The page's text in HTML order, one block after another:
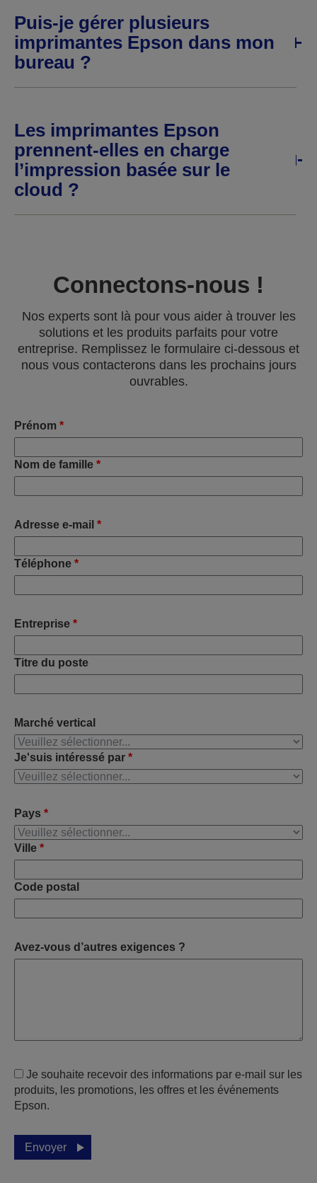
Puis-je gérer plusieurs
imprimantes Epson dans mon
bureau ?
Les imprimantes Epson
prennent-elles en charge
l’impression basée sur le
cloud ?
Connectons-nous !
Nos experts sont là pour vous aider à trouver les
solutions et les produits parfaits pour votre
entreprise. Remplissez le formulaire ci-dessous et
nous vous contacterons dans les prochains jours
ouvrables.
Prénom *
Nom de famille *
Adresse e-mail *
Téléphone *
Entreprise *
Titre du poste
Marché vertical
Je'suis intéressé par *
Pays *
Ville *
Code postal
Avez-vous d’autres exigences ?
Je souhaite recevoir des informations par e-mail sur les
produits, les promotions, les offres et les événements
Epson.
Envoyer